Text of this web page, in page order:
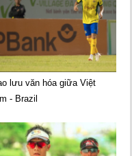
lưu văn hóa giữa Việt
- Brazil